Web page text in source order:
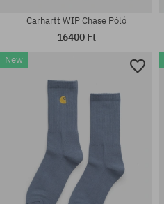
Elérhető méretek:
Carhartt WIP Chase Póló
16400 Ft
New